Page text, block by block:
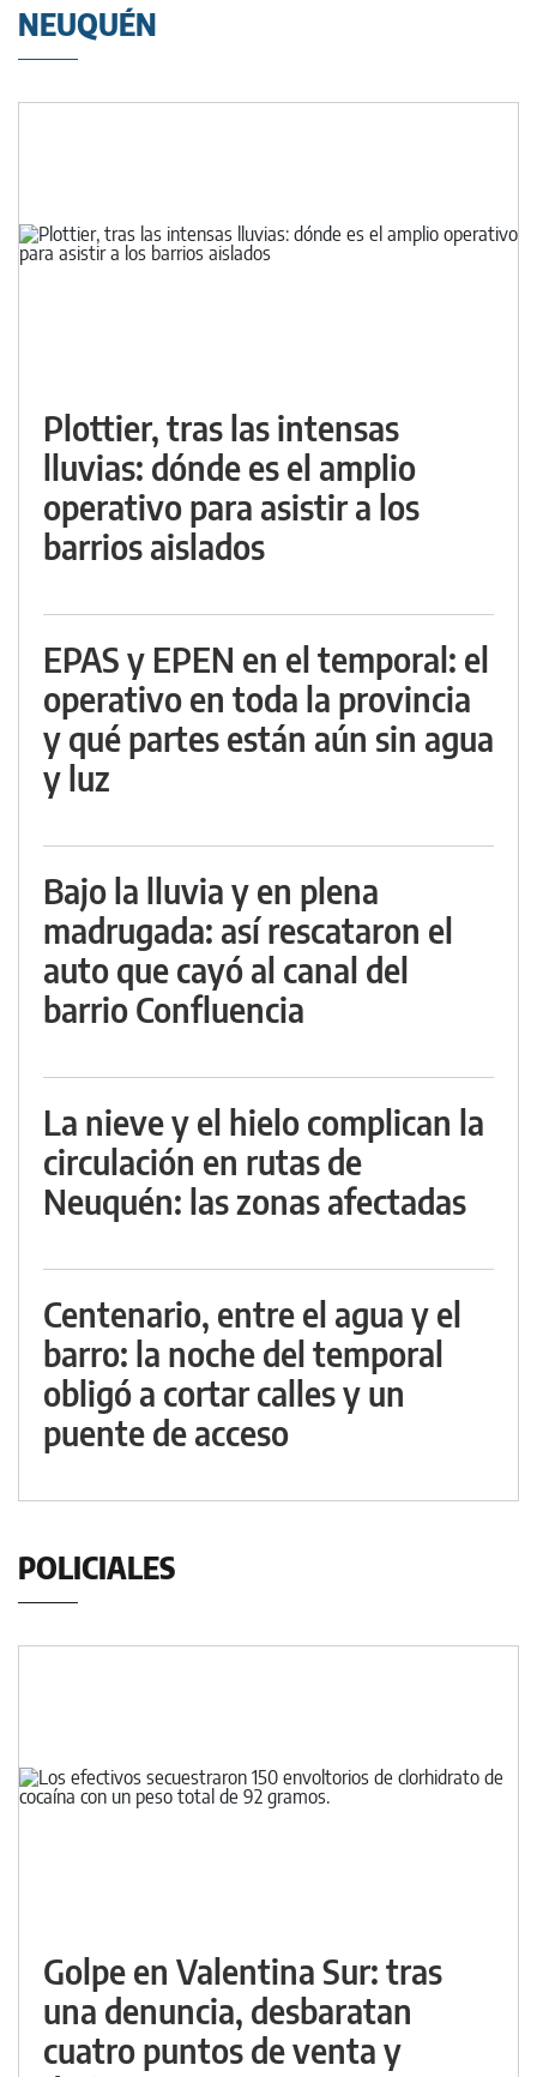
NEUQUÉN
Plottier, tras las intensas
lluvias: dónde es el amplio
operativo para asistir a los
barrios aislados
EPAS y EPEN en el temporal: el
operativo en toda la provincia
y qué partes están aún sin agua
y luz
Bajo la lluvia y en plena
madrugada: así rescataron el
auto que cayó al canal del
barrio Confluencia
La nieve y el hielo complican la
circulación en rutas de
Neuquén: las zonas afectadas
Centenario, entre el agua y el
barro: la noche del temporal
obligó a cortar calles y un
puente de acceso
POLICIALES
Golpe en Valentina Sur: tras
una denuncia, desbaratan
cuatro puntos de venta y